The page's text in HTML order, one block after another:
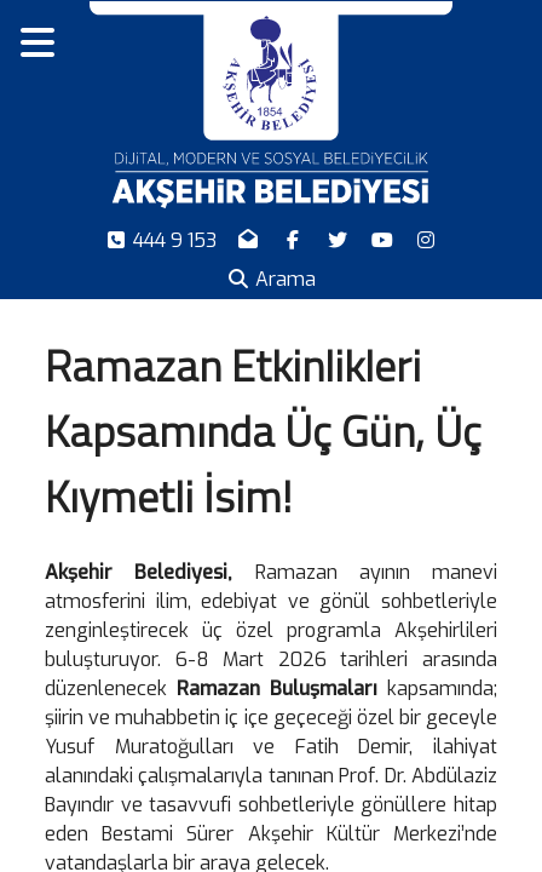
444 9 153
Arama
Ramazan Etkinlikleri
Kapsamında Üç Gün, Üç
Kıymetli İsim!
Akşehir Belediyesi, Ramazan ayının manevi
atmosferini ilim, edebiyat ve gönül sohbetleriyle
zenginleştirecek üç özel programla Akşehirlileri
buluşturuyor. 6-8 Mart 2026 tarihleri arasında
düzenlenecek Ramazan Buluşmaları kapsamında;
şiirin ve muhabbetin iç içe geçeceği özel bir geceyle
Yusuf Muratoğulları ve Fatih Demir, ilahiyat
alanındaki çalışmalarıyla tanınan Prof. Dr. Abdülaziz
Bayındır ve tasavvufi sohbetleriyle gönüllere hitap
eden Bestami Sürer Akşehir Kültür Merkezi’nde
vatandaşlarla bir araya gelecek.